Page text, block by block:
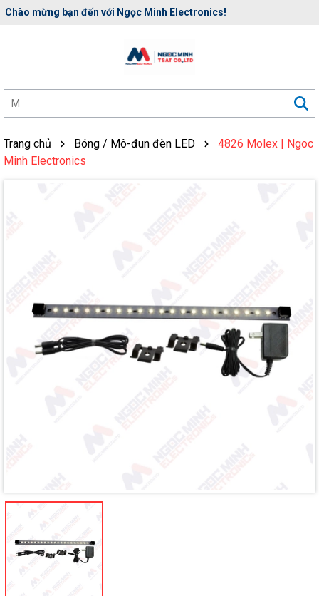
Rất nhiều ưu đãi và chương trình khuyến mãi đang chờ đợi bạn
Trang chủ Bóng / Mô-đun đèn LED
4826 Molex | Ngoc
Minh Electronics
Mã giảm giá: